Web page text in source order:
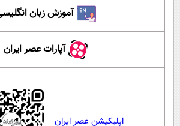
آموزش زبان
آپارات عصر ایران
اپلیکیشن عصر ایران